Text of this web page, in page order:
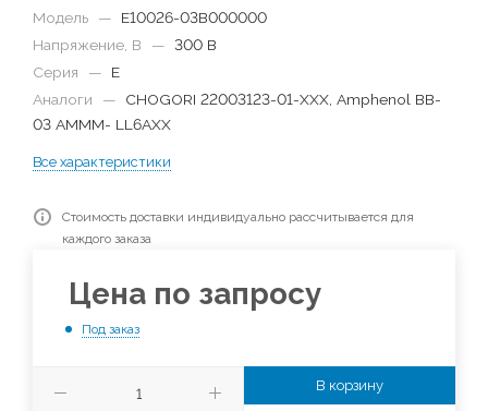
Модель
—
E10026-03B000000
Напряжение, В
— 300 В
Серия
—
E
Аналоги
—
CHOGORI 22003123-01-XXX, Amphenol BB-
03 AMMM- LL6AXX
Все характеристики
Стоимость доставки индивидуально рассчитывается для
каждого заказа
Цена по запросу
Под заказ
В корзину